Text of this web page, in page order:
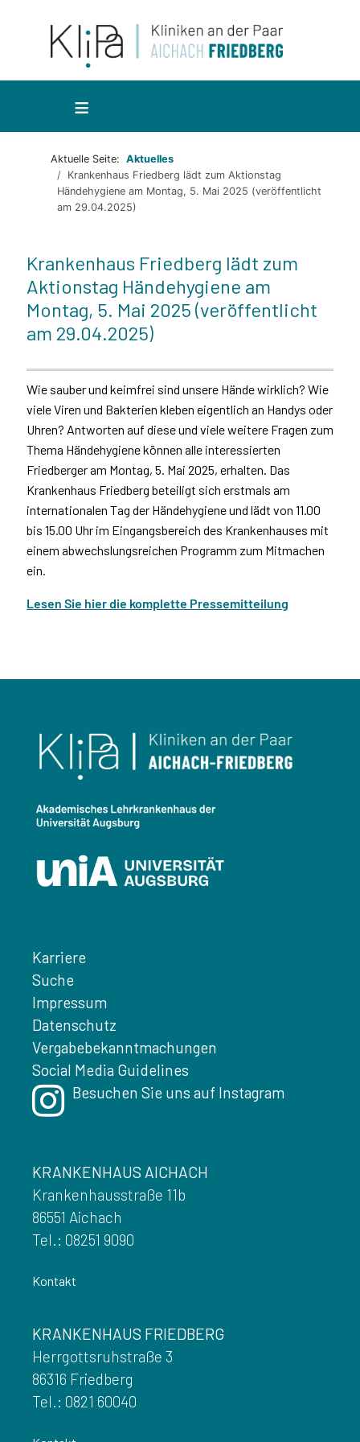
≡
Aktuelle Seite: Aktuelles
Krankenhaus Friedberg lädt zum Aktionstag
Händehygiene am Montag, 5. Mai 2025 (veröffentlicht
am 29.04.2025)
Krankenhaus Friedberg lädt zum
Aktionstag Händehygiene am
Montag, 5. Mai 2025 (veröffentlicht
am 29.04.2025)
Wie sauber und keimfrei sind unsere Hände wirklich? Wie
viele Viren und Bakterien kleben eigentlich an Handys oder
Uhren? Antworten auf diese und viele weitere Fragen zum
Thema Händehygiene können alle interessierten
Friedberger am Montag, 5. Mai 2025, erhalten. Das
Krankenhaus Friedberg beteiligt sich erstmals am
internationalen Tag der Händehygiene und lädt von 11.00
bis 15.00 Uhr im Eingangsbereich des Krankenhauses mit
einem abwechslungsreichen Programm zum Mitmachen
ein.
Lesen Sie hier die komplette Pressemitteilung
Karriere
Suche
Impressum
Datenschutz
Vergabebekanntmachungen
Social Media Guidelines
Besuchen Sie uns auf Instagram
KRANKENHAUS AICHACH
Krankenhausstraße 11b
86551 Aichach
Tel.: 08251 9090
Kontakt
KRANKENHAUS FRIEDBERG
Herrgottsruhstraße 3
86316 Friedberg
Tel.: 0821 60040